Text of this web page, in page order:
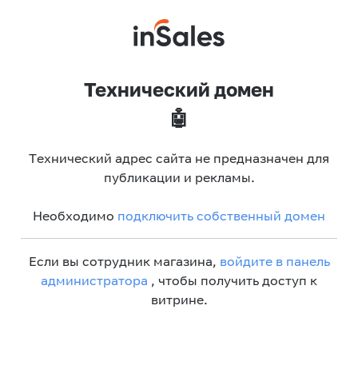
Технический домен
🤖
Технический адрес сайта не предназначен для
публикации и рекламы.
Необходимо подключить собственный домен
Если вы сотрудник магазина, войдите в панель
администратора , чтобы получить доступ к
витрине.